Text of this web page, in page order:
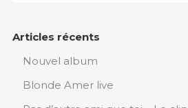
Articles récents
Nouvel album
Blonde Amer live